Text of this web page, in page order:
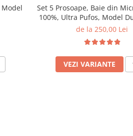
Model
Set 5 Prosoape, Baie din
100%, Ultra Pufos, Model
Alb
de la 250,00 Lei
VEZI VARIANTE